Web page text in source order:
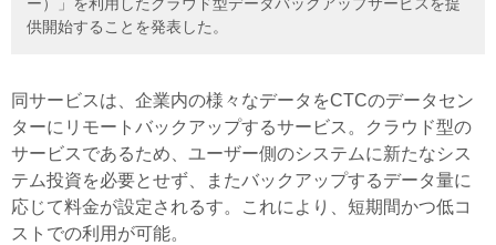
ー）」を利用したクラウド型データバックアップサービスを提
供開始することを発表した。
同サービスは、企業内の様々なデータをCTCのデータセン
ターにリモートバックアップするサービス。クラウド型の
サービスであるため、ユーザー側のシステムに新たなシス
テム投資を必要とせず、またバックアップするデータ量に
応じて料金が設定されるす。これにより、短期間かつ低コ
ストでの利用が可能。